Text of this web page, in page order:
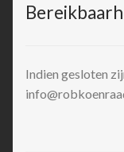
Indien gesloten